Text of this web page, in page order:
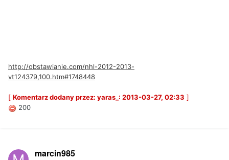
http://obstawianie.com/nhl-2012-2013-
vt124379,100.htm#1748448
[ Komentarz dodany przez: yaras_: 2013-03-27, 02:33 ]
200
marcin985